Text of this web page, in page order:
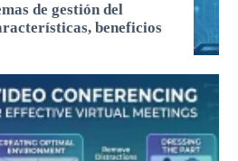
de gestión del
beneficios